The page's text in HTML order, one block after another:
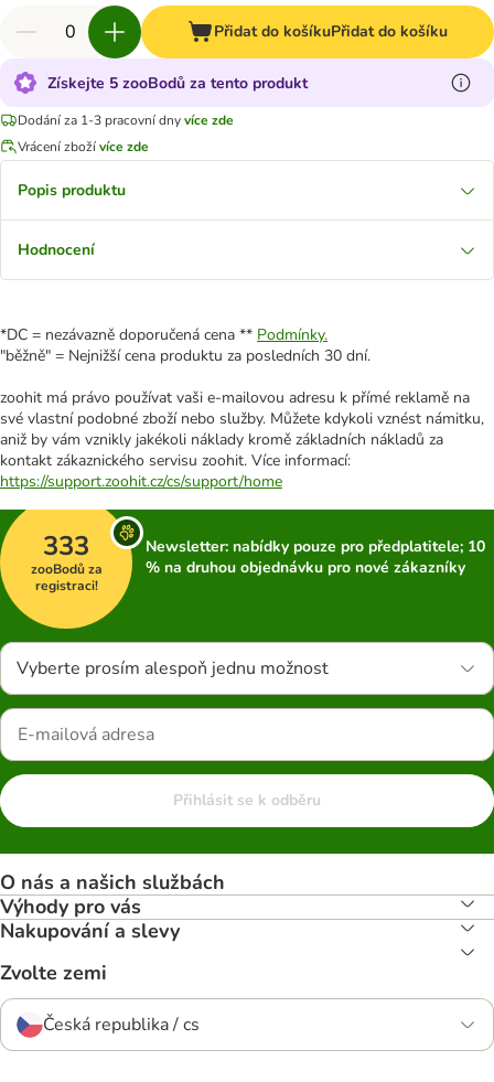
Přidat do košíkuPřidat do košíku
Získejte 5 zooBodů za tento produkt
Dodání za 1-3 pracovní dnyvíce zde
Vrácení zbožívíce zde
Popis produktu
Hodnocení
*DC = nezávazně doporučená cena ** Podmínky.
"běžně" = Nejnižší cena produktu za posledních 30 dní.
zoohit má právo používat vaši e-mailovou adresu k přímé reklamě na
své vlastní podobné zboží nebo služby. Můžete kdykoli vznést námitku,
aniž by vám vznikly jakékoli náklady kromě základních nákladů za
kontakt zákaznického servisu zoohit. Více informací:
https://support.zoohit.cz/cs/support/home
333
zooBodů za
registraci!
Newsletter: nabídky pouze pro předplatitele; 10
% na druhou objednávku pro nové zákazníky
Vyberte prosím alespoň jednu možnost
Přihlásit se k odběru
O nás a našich službách
Výhody pro vás
Nakupování a slevy
Zvolte zemi
Česká republika / cs